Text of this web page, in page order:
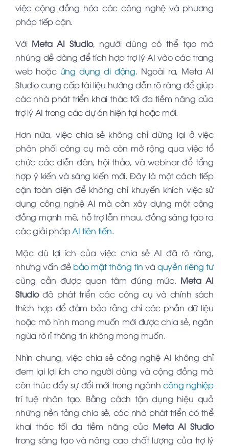
việc cộng đồng hóa các công nghệ và phương
pháp tiếp cận.
Với Meta AI Studio, người dùng có thể tạo mã
nhúng dễ dàng để tích hợp trợ lý AI vào các trang
web hoặc ứng dụng di động. Ngoài ra, Meta AI
Studio cung cấp tài liệu hướng dẫn rõ ràng để giúp
các nhà phát triển khai thác tối đa tiềm năng của
trợ lý AI trong các dự án hiện tại hoặc mới.
Hơn nữa, việc chia sẻ không chỉ dừng lại ở việc
phân phối công cụ mà còn mở rộng qua việc tổ
chức các diễn đàn, hội thảo, và webinar để tổng
hợp ý kiến và sáng kiến mới. Đây là một cách tiếp
cận toàn diện để không chỉ khuyến khích việc sử
dụng công nghệ AI mà còn xây dựng một cộng
đồng mạnh mẽ, hỗ trợ lẫn nhau, đồng sáng tạo ra
các giải phápAI tiên tiến.
Mặc dù lợi ích của việc chia sẻ AI đã rõ ràng,
nhưng vấn đề bảo mật thông tin và quyền riêng tư
cũng cần được quan tâm đúng mức. Meta AI
Studiođã phát triển các công cụ và chính sách
thích hợp để đảm bảo rằng chỉ các phần dữ liệu
hoặc mô hình mong muốn mới được chia sẻ, ngăn
ngừa rò rỉ thông tin không mong muốn.
Nhìn chung, việc chia sẻ công nghệ AI không chỉ
đem lại lợi ích cho người dùng và cộng đồng mà
còn thúc đẩy sự đổi mới trong ngànhcông nghiệp
trí tuệ nhân tạo. Bằng cách tận dụng hiệu quả
những nền tảng chia sẻ, các nhà phát triển có thể
khai thác tối đa tiềm năng của Meta AI Studio
trong sáng tạo và nâng cao chất lượng của trợ lý